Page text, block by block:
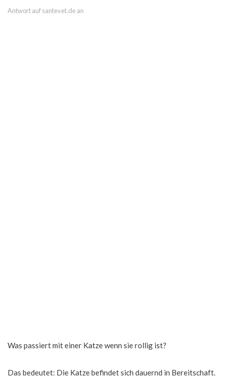
Antwort auf santevet.de an
Was passiert mit einer Katze wenn sie rollig ist?
Das bedeutet: Die Katze befindet sich dauernd in Bereitschaft.